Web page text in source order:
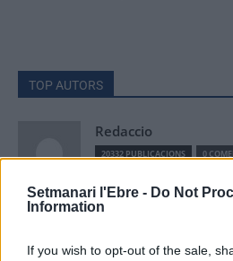
Setmanari l'Ebre - Do Not
Information
If you wish to opt-out of the sale,
TOP AUTORS
Redaccio
20332 PUBLICACIONS 0
ACN